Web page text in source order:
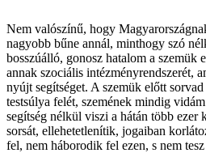
Nem valószínű, hogy
nagyobb bűne annál, minthogy szó
bosszúálló, gonosz hatalom a szemük
annak szociális intézményrendszerét,
nyújt segítséget. A szemük előtt
testsúlya felét, szemének mindig
segítség nélkül viszi a hátán több ezer
sorsát, ellehetetlenítik, jogaiban
fel, nem háborodik fel ezen, s nem